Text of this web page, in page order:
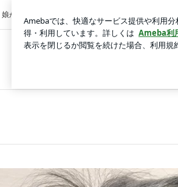
娘がニッコニコだった素敵な展示